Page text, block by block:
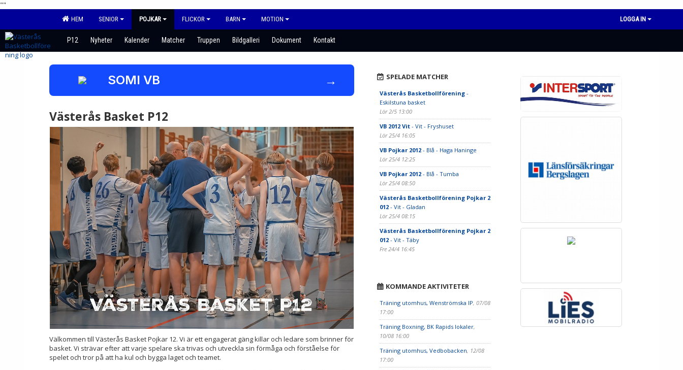
""
HEM SENIOR POJKAR FLICKOR BARN MOTION LOGGA IN
P12 Nyheter Kalender Matcher Truppen Bildgalleri Dokument Kontakt
SOMI VB →
Västerås Basket P12
Välkommen till Västerås Basket Pojkar 12. Vi är ett engagerat gäng killar och ledare som brinner för
basket. Vi strävar efter att varje spelare ska trivas och utveckla sin förmåga och förståelse för
spelet och tror på att ha kul och bygga laget och teamet.
SPELADE MATCHER
Västerås Basketbollförening-
Eskilstuna basket
Lör 2/5 13:00
VB 2012 Vit- Vit - Fryshuset
Lör 25/4 16:05
VB Pojkar 2012- Blå - Haga Haninge
Lör 25/4 12:25
VB Pojkar 2012- Blå - Tumba
Lör 25/4 08:50
Västerås Basketbollförening Pojkar 2
012- Vit - Gladan
Lör 25/4 08:15
Västerås Basketbollförening Pojkar 2
012- Vit - Täby
Fre 24/4 16:45
KOMMANDE AKTIVITETER
Träning utomhus, Wenströmska IP, 07/08
17:00
Träning Boxning, BK Rapids lokaler,
10/08 16:00
Träning utomhus, Vedbobacken, 12/08
17:00